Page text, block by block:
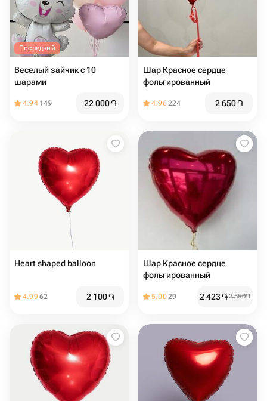
Последний
Веселый зайчик с 10
шарами
4.94 149 22 000֏
Шар Красное сердце
фольгированный
4.96224 2 650֏
Heart shaped balloon
4.9962 2 100֏
Шар Красное сердце
фольгированный
5.0029 2 423֏2 550֏